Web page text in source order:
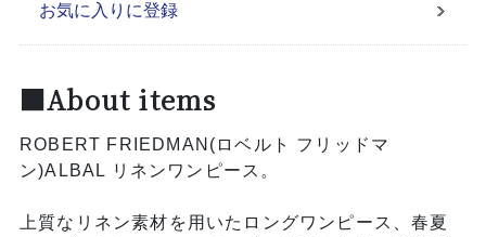
お気に入りに登録
■About items
ROBERT FRIEDMAN(ロベルト フリッドマ
ン)ALBAL リネンワンピース。
上質なリネン素材を用いたロングワンピース、春夏